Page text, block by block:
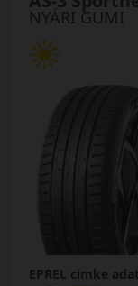
NYÁRI GUMI
EPREL cimke